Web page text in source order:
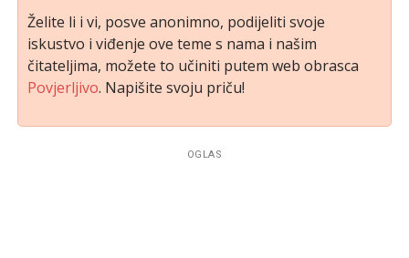
Želite li i vi, posve anonimno, podijeliti svoje
iskustvo i viđenje ove teme s nama i našim
čitateljima, možete to učiniti putem web obrasca
Povjerljivo. Napišite svoju priču!
OGLAS